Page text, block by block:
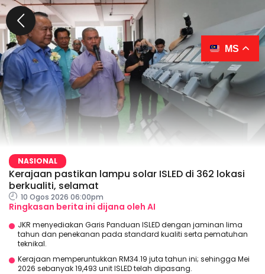
NASIONAL
Kerajaan pastikan lampu solar ISLED di 362 lokasi
berkualiti, selamat
10 Ogos 2026 06:00pm
Ringkasan berita ini dijana oleh AI
JKR menyediakan Garis Panduan ISLED dengan jaminan lima
tahun dan penekanan pada standard kualiti serta pematuhan
teknikal.
Kerajaan memperuntukkan RM34.19 juta tahun ini; sehingga Mei
2026 sebanyak 19,493 unit ISLED telah dipasang.
MS